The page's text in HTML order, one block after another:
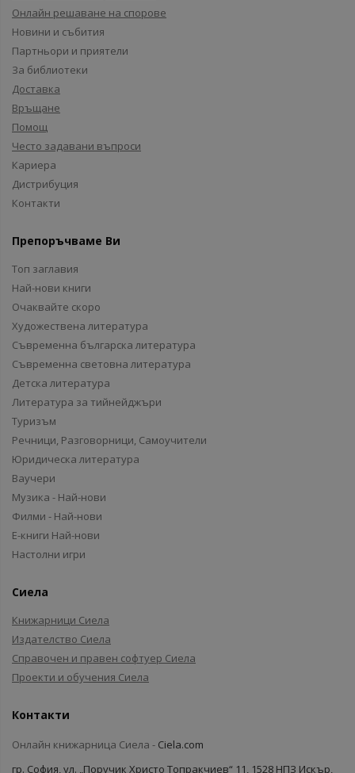
Онлайн решаване на спорове
Новини и събития
Партньори и приятели
За библиотеки
Доставка
Връщане
Помощ
Често задавани въпроси
Кариера
Дистрибуция
Контакти
Препоръчваме Ви
Топ заглавия
Най-нови книги
Очаквайте скоро
Художествена литература
Съвременна българска литература
Съвременна световна литература
Детска литература
Литература за тийнейджъри
Туризъм
Речници, Разговорници, Самоучители
Юридическа литература
Ваучери
Музика - Най-нови
Филми - Най-нови
Е-книги Най-нови
Настолни игри
Сиела
Книжарници Сиела
Издателство Сиела
Справочен и правен софтуер Сиела
Проекти и обучения Сиела
Контакти
Онлайн книжарница Сиела - Ciela.com
гр. София, ул. „Поручик Христо Топракчиев“ 11, 1528 НПЗ Искър,